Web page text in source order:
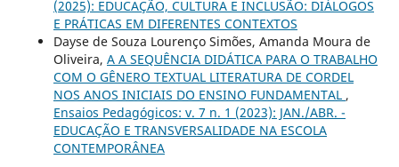
(2025): EDUCAÇÃO, CULTURA E INCLUSÃO: DIÁLOGOS
E PRÁTICAS EM DIFERENTES CONTEXTOS
Dayse de Souza Lourenço Simões, Amanda Moura de
Oliveira, A A SEQUÊNCIA DIDÁTICA PARA O TRABALHO
COM O GÊNERO TEXTUAL LITERATURA DE CORDEL
NOS ANOS INICIAIS DO ENSINO FUNDAMENTAL ,
Ensaios Pedagógicos: v. 7 n. 1 (2023): JAN./ABR. -
EDUCAÇÃO E TRANSVERSALIDADE NA ESCOLA
CONTEMPORÂNEA